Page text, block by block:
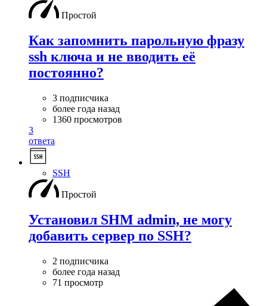
Простой
Как запомнить парольную фразу
ssh ключа и не вводить её
постоянно?
3 подписчика
более года назад
1360 просмотров
3
ответа
SSH
Простой
Установил SHM admin, не могу
добавить сервер по SSH?
2 подписчика
более года назад
71 просмотр